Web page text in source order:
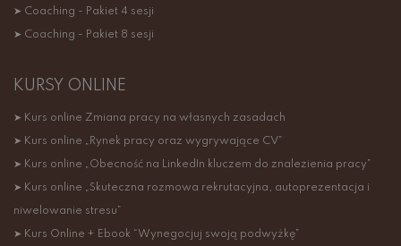
➤ Coaching - Pakiet 4 sesji
➤ Coaching - Pakiet 8 sesji
KURSY ONLINE
➤ Kurs online Zmiana pracy na własnych zasadach
➤ Kurs online „Rynek pracy oraz wygrywające CV”
➤ Kurs online „Obecność na LinkedIn kluczem do znalezienia pracy”
➤ Kurs online „Skuteczna rozmowa rekrutacyjna, autoprezentacja i
niwelowanie stresu”
➤ Kurs Online + Ebook “Wynegocjuj swoją podwyżkę”